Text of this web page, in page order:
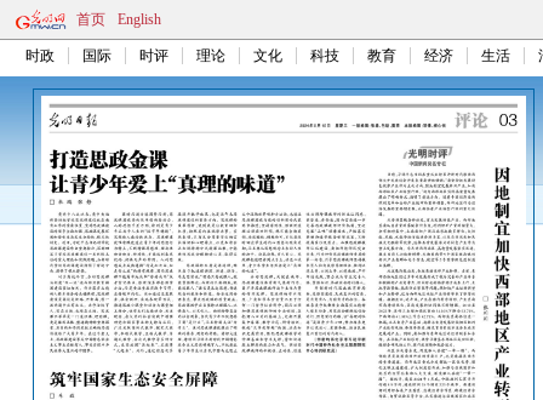
首页 English
时政 国际 时评 理论 文化 科技 教育 经济 生活